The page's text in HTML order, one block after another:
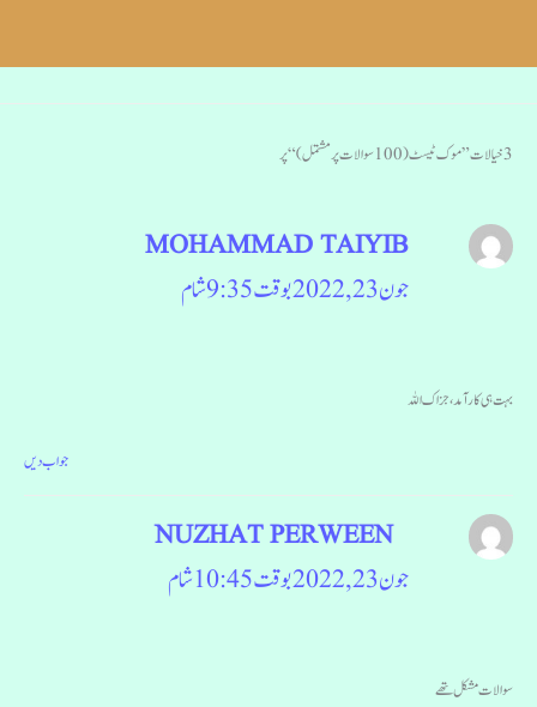
3 خیالات ”موک ٹیسٹ (100 سوالات پر مشتمل)“ پر
MOHAMMAD TAIYIB
جون 23, 2022 بوقت 9:35 شام
بہت ہی کار آمد ،جزاک اللہ
جواب دیں
NUZHAT PERWEEN
جون 23, 2022 بوقت 10:45 شام
سوالات مشکل تھے